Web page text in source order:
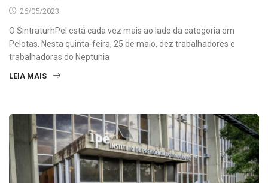
26/05/2023
O SintraturhPel está cada vez mais ao lado da categoria em
Pelotas. Nesta quinta-feira, 25 de maio, dez trabalhadores e
trabalhadoras do Neptunia
LEIA MAIS